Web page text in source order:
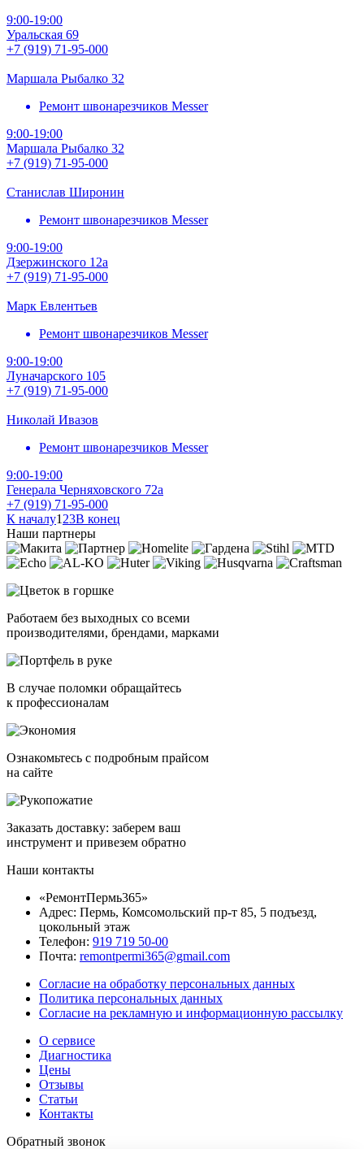
9:00-19:00
Уральская 69
+7 (919) 71-95-000
Маршала Рыбалко 32
Ремонт швонарезчиков Messer
9:00-19:00
Маршала Рыбалко 32
+7 (919) 71-95-000
Станислав Широнин
Ремонт швонарезчиков Messer
9:00-19:00
Дзержинского 12а
+7 (919) 71-95-000
Марк Евлентьев
Ремонт швонарезчиков Messer
9:00-19:00
Луначарского 105
+7 (919) 71-95-000
Николай Ивазов
Ремонт швонарезчиков Messer
9:00-19:00
Генерала Черняховского 72а
+7 (919) 71-95-000
К началу1 23В конец
Наши партнеры
Работаем без выходных со всеми
производителями, брендами, марками
В случае поломки обращайтесь
к профессионалам
Ознакомьтесь с подробным прайсом
на сайте
Заказать доставку: заберем ваш
инструмент и привезем обратно
Наши контакты
«РемонтПермь365»
Адрес: Пермь, Комсомольский пр-т 85, 5 подъезд,
цокольный этаж
Телефон: 919 719 50-00
Почта: remontpermi365@gmail.com
Согласие на обработку персональных данных
Политика персональных данных
Согласие на рекламную и информационную рассылку
О сервисе
Диагностика
Цены
Отзывы
Статьи
Контакты
Обратный звонок